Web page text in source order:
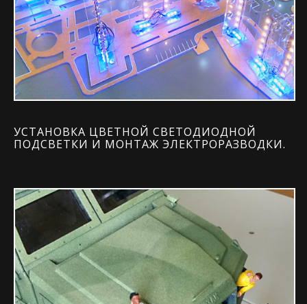
УСТАНОВКА ЦВЕТНОЙ СВЕТОДИОДНОЙ
ПОДСВЕТКИ И МОНТАЖ ЭЛЕКТРОРАЗВОДКИ.